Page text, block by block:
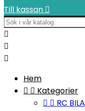
Till kassan 



Hem
  Kategorier
  RC